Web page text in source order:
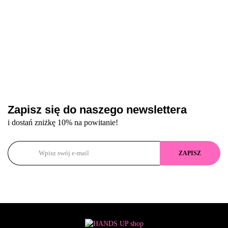
Zapisz się do naszego newslettera
i dostań zniżkę 10% na powitanie!